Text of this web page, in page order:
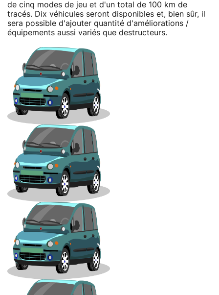
de cinq modes de jeu et d'un total de 100 km de
tracés. Dix véhicules seront disponibles et, bien sûr, il
sera possible d'ajouter quantité d'améliorations /
équipements aussi variés que destructeurs.